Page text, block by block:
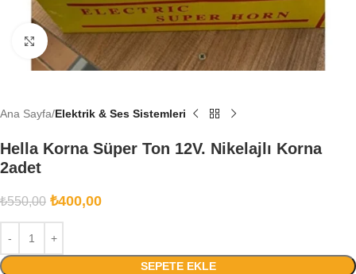
Büyütmek için tıklayın
Ana Sayfa Elektrik & Ses Sistemleri
Hella Korna Süper Ton 12V. Nikelajlı Korna
2adet
₺550,00 ₺400,00
SEPETE EKLE